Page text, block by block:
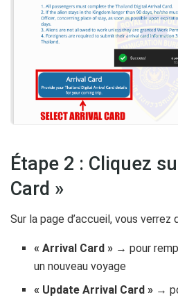
Étape 2 : Cliquez
Card »
Sur la page d’accueil, vous verrez
« Arrival Card » → pour
un nouveau voyage
« Update Arrival Card » →